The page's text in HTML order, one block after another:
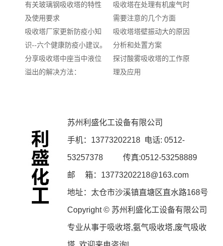
有关玻璃钢吸收塔的特性
及使用要求
吸收塔在处理有机废气时
需要注意的几个方面
吸收塔厂家更新防疫小知
识--六个健康防疫小建议。
吸收塔塔壁振动大的原因
分析和处置方案
分享吸收塔中座当中液位
溢出的解决方法：
探讨酸雾吸收塔的工作原
理及应用
苏州利盛化工设备有限公司
手机： 13773202218电话: 0512-
53257378 传真:0512-53258889
邮 箱：13773202218@163.com
地址：太仓市沙溪镇直塘区直水路168号
Copyright © 苏州利盛化工设备有限公司
专业从事于吸收塔,氨气吸收塔,废气吸收